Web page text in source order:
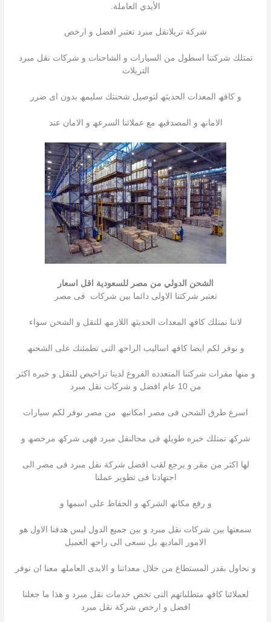
الأيدي العاملة.
شركة تريلانقل مبرد تعتبر افضل و ارخص
تمتلك شركتنا اسطول من السیارات و الشاحنات و شركات نقل مبرد
التریلات
و كافھ المعدات الحدیثھ لتوصیل شحنتك سلیمھ بدون اى ضرر
الامانھ و المصدقیھ مع عملائنا السرعھ و الامان عند
الشحن الدولي من مصر للسعودية اقل اسعار
تعتبر شركتنا الاولى دائما بین شركات فى مصر
لاننا نمتلك كافھ المعدات الحدیثھ اللازمھ للنقل و الشحن سواء
و نوفر لكم ایضا كافھ اسالیب الراحھ التى تطمئنك على الشحنھ
و منھا مقرات شركتنا المتعدده الفروع لدینا تراخیص للنقل و خبره اكثر
من 10 عام افضل و شركات نقل مبرد
اسرع طرق الشحن فى مصر امكانیھ من مصر نوفر لكم سیارات
شركھ تمتلك خبره طویلھ فى مجالنقل مبرد فھى شركھ مرخصھ و
لھا اكثر من مقر و یرجع لقب افضل شركة نقل مبرد فى مصر الى
اجتھادنا فى تطویر عملنا
و رفع مكانھ الشركھ و الحفاظ على اسمھا و
سمعتھا بین شركات نقل مبرد و بین جمیع الدول لیس ھدفنا الاول ھو
الامور المادیھ بل نسعى الى راحھ العمیل
و نحاول بقدر المستطاع من خلال معداتنا و الایدى العاملھ معنا ان نوفر
لعملائنا كافھ متطلباتھم التى تخص خدمات نقل مبرد و ھذا ما جعلنا
افضل و ارخص شركة نقل مبرد